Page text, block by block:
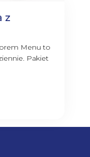
z
Menu to
Pakiet